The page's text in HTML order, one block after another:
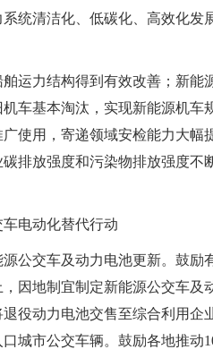
统清洁化、低碳化、高效化发
舶运力结构得到有效改善；新能
车基本淘汰，实现新能源机车
使用，寄递领域安检能力大幅
排放强度和污染物排放强度不
电动化替代行动
公交车及动力电池更新。鼓励
因地制宜制定新能源公交车及
役动力电池交售至综合利用企
城市公交车辆。鼓励各地推动